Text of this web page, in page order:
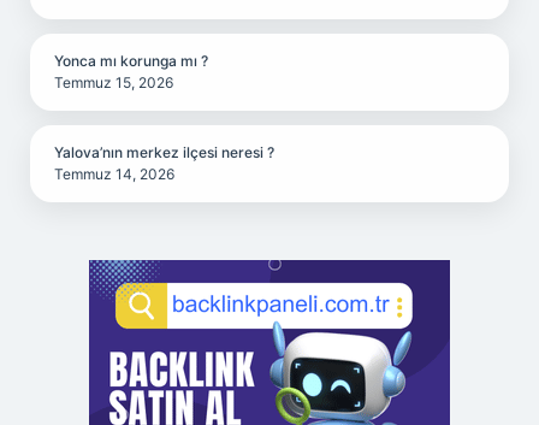
Yonca mı korunga mı ?
Temmuz 15, 2026
Yalova’nın merkez ilçesi neresi ?
Temmuz 14, 2026